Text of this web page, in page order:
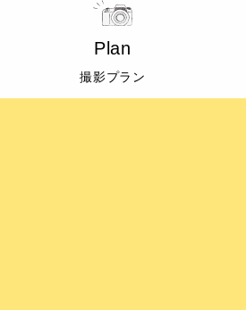
Plan
撮影プラン